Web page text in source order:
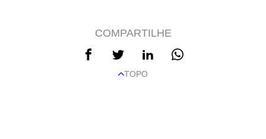
COMPARTILHE
TOPO